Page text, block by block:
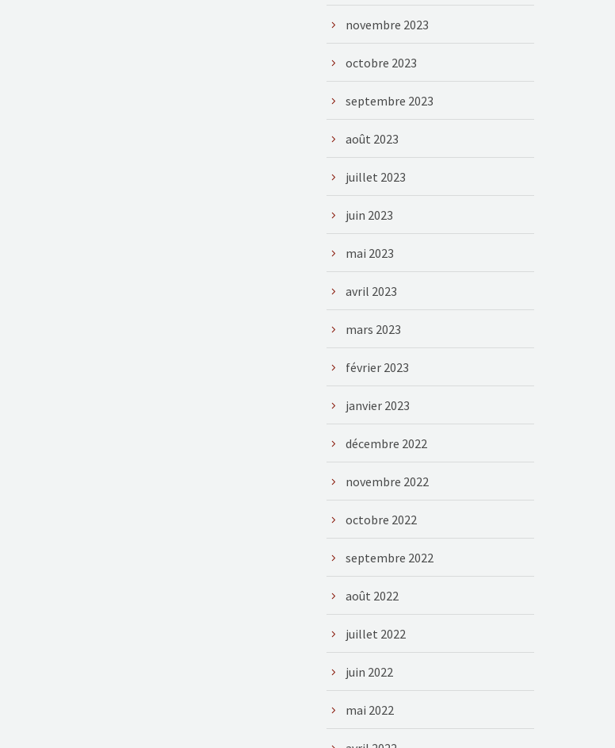
novembre 2023
octobre 2023
septembre 2023
août 2023
juillet 2023
juin 2023
mai 2023
avril 2023
mars 2023
février 2023
janvier 2023
décembre 2022
novembre 2022
octobre 2022
septembre 2022
août 2022
juillet 2022
juin 2022
mai 2022